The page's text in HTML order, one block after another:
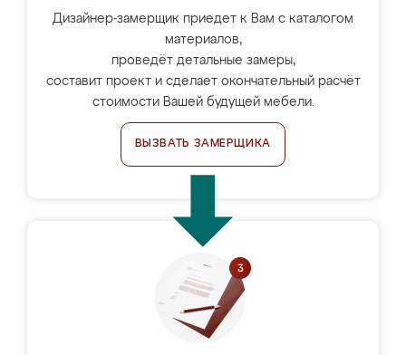
Дизайнер-замерщик приедет к Вам с каталогом
материалов,
проведёт детальные замеры,
составит проект и сделает окончательный расчёт
стоимости Вашей будущей мебели.
ВЫЗВАТЬ ЗАМЕРЩИКА